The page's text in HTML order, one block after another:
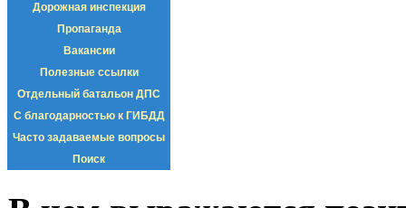
Дорожная инспекция
Пропаганда
Вакансии
Полезные ссылки
Отдельный батальон ДПС
С благодарностью к ГИБДД
Часто задаваемые вопросы
Поиск